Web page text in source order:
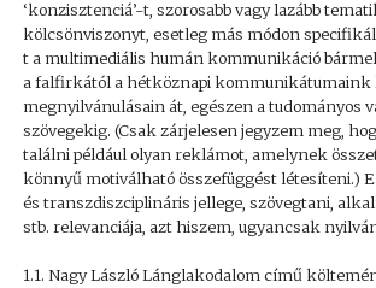
‘konzisztenciá’-t, szorosabb vagy lazább
kölcsönviszonyt, esetleg más módon
t a multimediális humán kommunikáció
a falfirkától a hétköznapi kommunikátumaink
megnyilvánulásain át, egészen a tudományos
szövegekig. (Csak zárjelesen jegyzem meg,
találni például olyan reklámot, amelynek
könnyű motiválható összefüggést létesíteni.)
és transzdiszciplináris jellege, szövegtani,
stb. relevanciája, azt hiszem, ugyancsak
1.1. Nagy László Lánglakodalom című